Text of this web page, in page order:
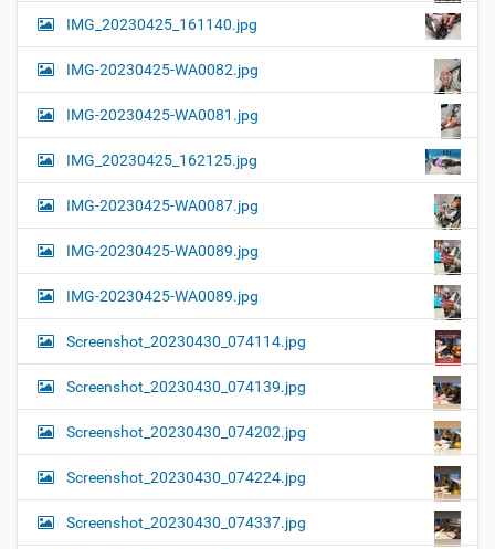
IMG_20230425_161140.jpg
IMG-20230425-WA0082.jpg
IMG-20230425-WA0081.jpg
IMG_20230425_162125.jpg
IMG-20230425-WA0087.jpg
IMG-20230425-WA0089.jpg
IMG-20230425-WA0089.jpg
Screenshot_20230430_074114.jpg
Screenshot_20230430_074139.jpg
Screenshot_20230430_074202.jpg
Screenshot_20230430_074224.jpg
Screenshot_20230430_074337.jpg